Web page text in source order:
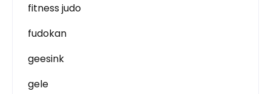
fitness judo
fudokan
geesink
gele